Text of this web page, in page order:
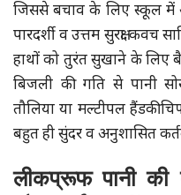
जिससे बचाव के लिए स्कूल में
पारदर्शी व उत्तम सुरक्षा
हाथों को तुरंत सुखाने के
बिजली की गति से पानी
तौलिया या मल्टीपल
बहुत ही सुंदर व अनुशासित
लीकप्रूफ पानी की